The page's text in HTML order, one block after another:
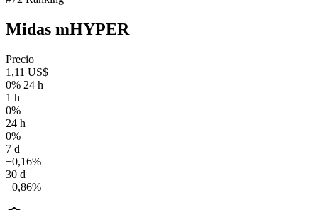
Midas mHYPER
Precio
1,11 US$
0% 24 h
1 h
0%
24 h
0%
7 d
+0,16%
30 d
+0,86%